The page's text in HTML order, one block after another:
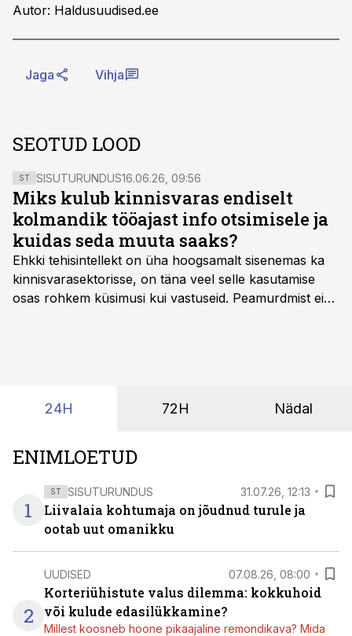
Autor: Haldusuudised.ee
Jaga Vihja
SEOTUD LOOD
ST SISUTURUNDUS16.06.26, 09:56
Miks kulub kinnisvaras endiselt
kolmandik tööajast info otsimisele ja
kuidas seda muuta saaks?
Ehkki tehisintellekt on üha hoogsamalt sisenemas ka
kinnisvarasektorisse, on täna veel selle kasutamise
osas rohkem küsimusi kui vastuseid. Peamurdmist ei
24H 72H Nädal
ENIMLOETUD
1
ST SISUTURUNDUS 31.07.26, 12:13
Liivalaia kohtumaja on jõudnud turule ja
ootab uut omanikku
2
UUDISED 07.08.26, 08:00
Korteriühistute valus dilemma: kokkuhoid
või kulude edasilükkamine?
Millest koosneb hoone pikaajaline remondikava? Mida